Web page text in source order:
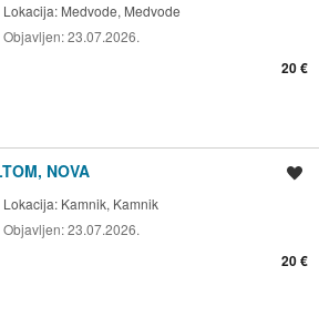
Lokacija: Medvode, Medvode
Objavljen:23.07.2026.
20 €
NOVA
Lokacija: Kamnik, Kamnik
Objavljen:23.07.2026.
20 €